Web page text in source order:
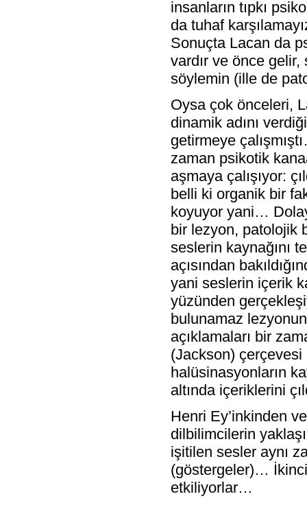
insanların tıpkı
da tuhaf
Sonuçta Lacan da
vardır ve önce
söylemin (ille de
Oysa çok önceleri,
dinamik adını
getirmeye
zaman psikotik
aşmaya çalışıyor:
belli ki organik bir
koyuyor yani…
bir lezyon, patolojik
seslerin kaynağını
açısından
yani seslerin içerik
yüzünden
bulunamaz
açıklamaları bir
(Jackson)
halüsinasyonların
altında içeriklerini
Henri Ey’inkinden
dilbilimcilerin
işitilen sesler aynı
(göstergeler)…
etkiliyorlar…